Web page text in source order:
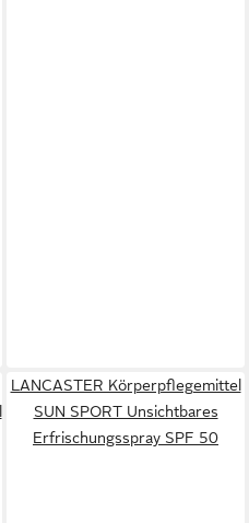
LANCASTER Körperpflegemittel
SUN SPORT Unsichtbares
Erfrischungsspray SPF 50